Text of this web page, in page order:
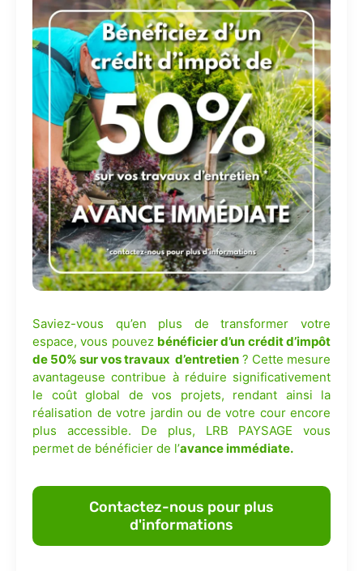
Saviez-vous qu’en plus de transformer votre
espace, vous pouvez bénéficier d’un crédit d’impôt
de 50% sur vos travaux d’entretien ? Cette mesure
avantageuse contribue à réduire significativement
le coût global de vos projets, rendant ainsi la
réalisation de votre jardin ou de votre cour encore
plus accessible. De plus, LRB PAYSAGE vous
permet de bénéficier de l’avance immédiate.
Contactez-nous pour plus
d'informations